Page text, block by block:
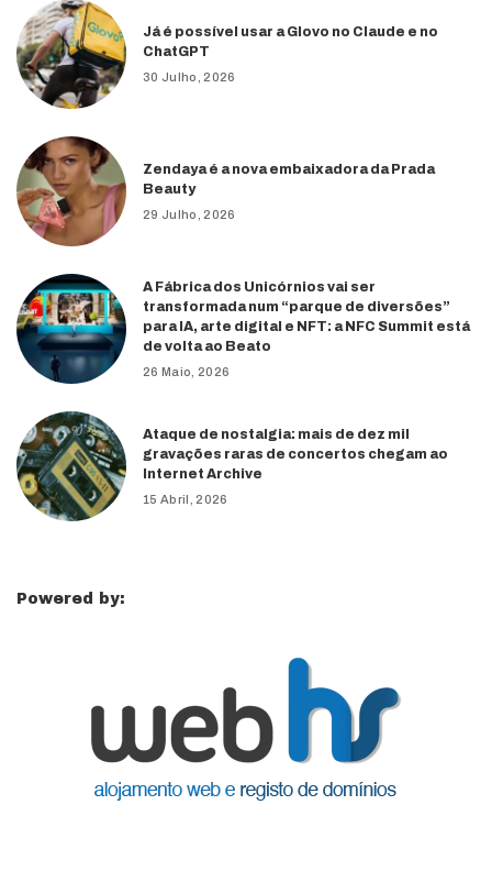
Já é possível usar a Glovo no Claude e no
ChatGPT
30 Julho, 2026
Zendaya é a nova embaixadora da Prada
Beauty
29 Julho, 2026
A Fábrica dos Unicórnios vai ser
transformada num “parque de diversões”
para IA, arte digital e NFT: a NFC Summit está
de volta ao Beato
26 Maio, 2026
Ataque de nostalgia: mais de dez mil
gravações raras de concertos chegam ao
Internet Archive
15 Abril, 2026
Powered by: